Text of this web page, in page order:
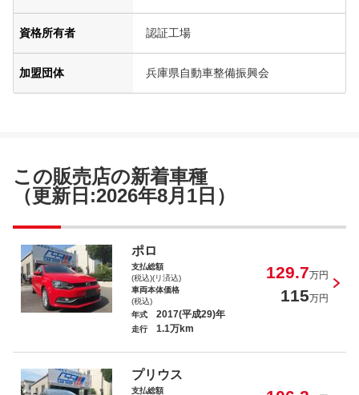
資格所有者 認証工場
加盟団体 兵庫県自動車整備振興会
この販売店の新着車種
（更新日:2026年8月1日）
ポロ
支払総額
(税込)(リ済込)
129.7万円
車両本体価格
(税込)
115万円
年式 2017(平成29)年
走行 1.1万km
プリウス
支払総額